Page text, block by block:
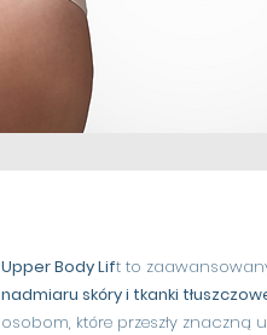
Upper Body Lift to
nadmiaru skóry i tkanki
osobom, które przeszły